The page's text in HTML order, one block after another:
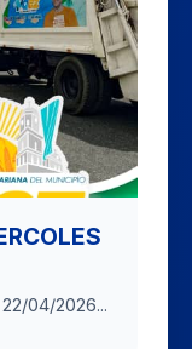
22/04/2026...